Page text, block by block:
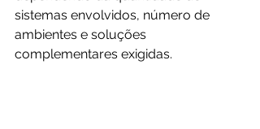
sistemas envolvidos, número de
ambientes e soluções
complementares exigidas.